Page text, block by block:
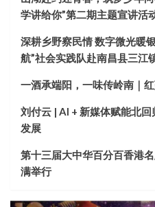
学讲给你”第二期主题宣讲活
深耕乡野察民情 数字微光暖
航”社会实践队赴南昌县三江
一酒承端阳，一味传岭南｜
刘付云 | AI + 新媒体赋能北
发展
第十三届大中华百分百香港
满举行